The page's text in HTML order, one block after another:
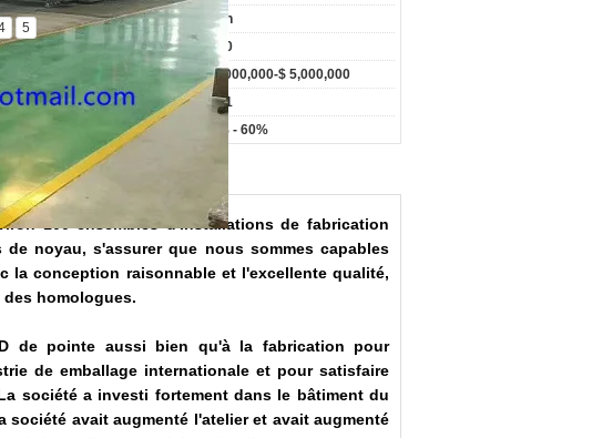
5
Marque :
Yush
Nombre d'employés :
>100
Chiffre d'affaires :
$ 1,000,000-$ 5,000,000
année de création :
2001
Export pc :
50% - 60%
100 ensembles d'installations de fabrication
noyau, s'assurer que nous sommes capables
la conception raisonnable et l'excellente qualité,
homologues.
de pointe aussi bien qu'à la fabrication pour
de emballage internationale et pour satisfaire
société a investi fortement dans le bâtiment du
société avait augmenté l'atelier et avait augmenté